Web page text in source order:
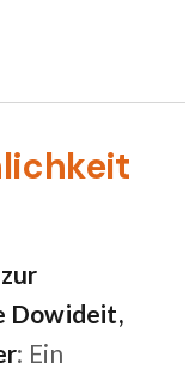
Dowideit,
: Ein